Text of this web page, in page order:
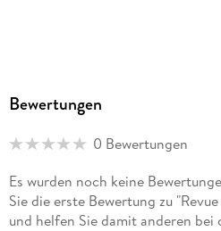
Bewertungen
0 Bewertungen
Es wurden noch keine
Sie die erste Bewertung zu
und helfen Sie damit anderen bei